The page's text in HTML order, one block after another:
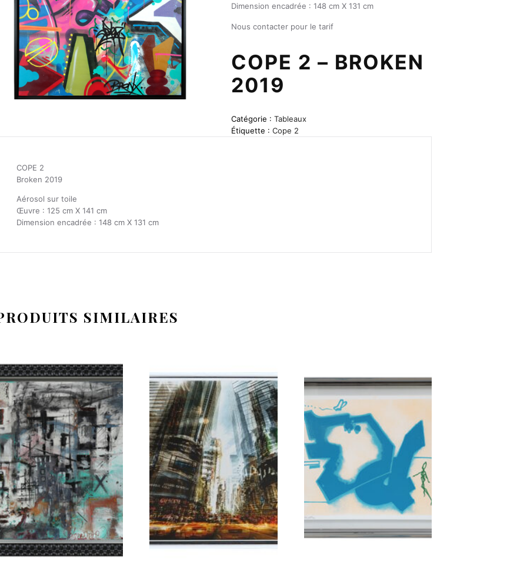
COPE 2 – BROKEN
2019
Dimension encadrée : 148 cm X 131 cm
Nous contacter pour le tarif
Catégorie : Tableaux
Étiquette : Cope 2
COPE 2
Broken 2019
Aérosol sur toile
Œuvre : 125 cm X 141 cm
Dimension encadrée : 148 cm X 131 cm
SIMILAIRES